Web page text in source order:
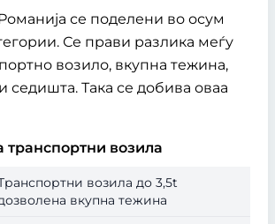
се поделени во осум
Се прави разлика меѓу
возило, вкупна тежина,
седишта. Така се добива оваа
транспортни возила
возила до 3,5t
вкупна тежина